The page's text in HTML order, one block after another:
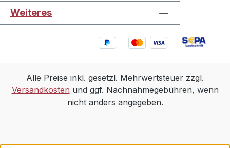
Weiteres
Alle Preise inkl. gesetzl. Mehrwertsteuer zzgl.
Versandkosten und ggf. Nachnahmegebühren, wenn
nicht anders angegeben.